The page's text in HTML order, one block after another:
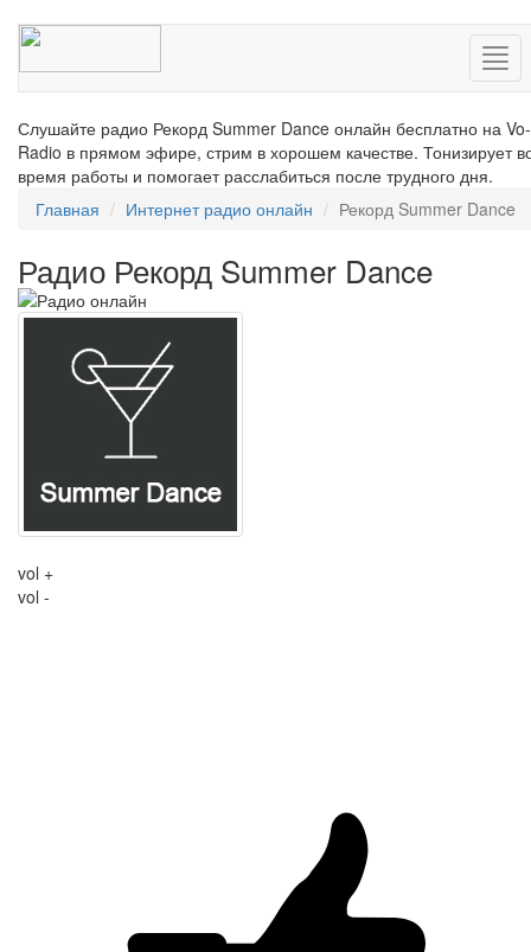
Слушайте радио Рекорд Summer Dance онлайн бесплатно на Vo-
Radio в прямом эфире, стрим в хорошем качестве. Тонизирует
время работы и помогает расслабиться после трудного дня.
Главная
Интернет радио онлайн Рекорд Summer Dance
Радио Рекорд Summer Dance
vol +
vol -